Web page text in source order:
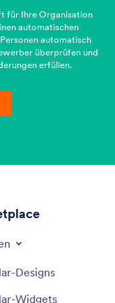
für Ihre Organisation
automatischen
automatisch
überprüfen und
erfüllen.
Designs
Widgets